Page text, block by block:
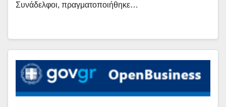
Συνάδελφοι, πραγματοποιήθηκε…